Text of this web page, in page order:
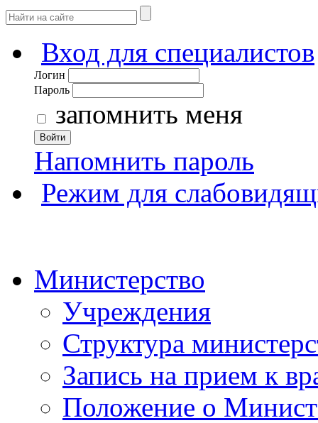
Вход для специалистов
Логин
Пароль
запомнить меня
Войти
Напомнить пароль
Режим для
Министерство
Учреждения
Структура
Запись на прием к
Положение о